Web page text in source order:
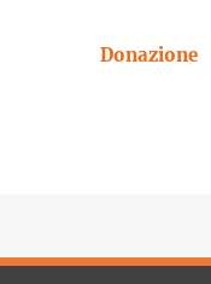
Donazione